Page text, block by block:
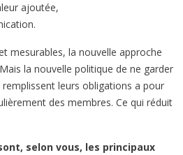
ajoutée,
mesurables, la nouvelle approche
la nouvelle politique de ne garder
leurs obligations a pour
des membres. Ce qui réduit
selon vous, les principaux